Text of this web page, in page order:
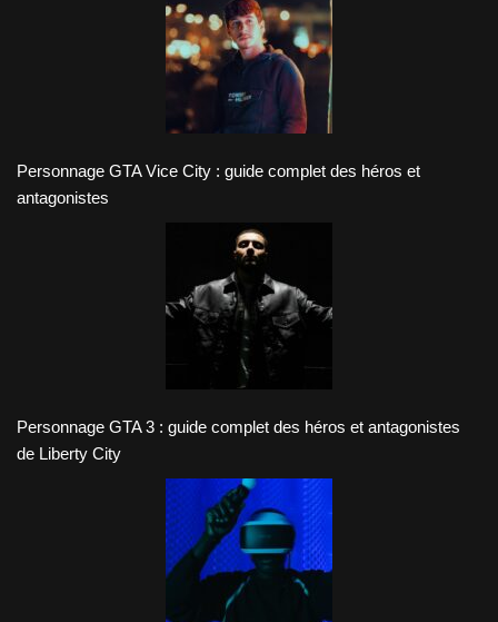
Personnage GTA Vice City : guide complet des héros et
antagonistes
Personnage GTA 3 : guide complet des héros et antagonistes
de Liberty City